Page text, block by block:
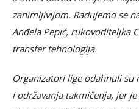
zanimljivijom. Radujemo se
Anđela Pepić, rukovoditeljka
transfer tehnologija.
Organizatori lige odahnuli su
i održavanja takmičenja, jer